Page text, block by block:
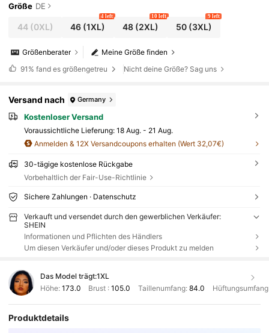
Größe DE
44(0XL) 46 (1XL)
4 left
48(2XL)
10 left
50(3XL)
9 left
Meine Größe finden
Größenberater
91% fand es größengetreu Nicht deine Größe? Sag uns
Versand nach Germany
Kostenloser Versand
Voraussichtliche Lieferung: 18 Aug. - 21 Aug.
Anmelden & 12X Versandcoupons erhalten (Wert 32,07€)
30-tägige kostenlose Rückgabe
Vorbehaltlich der Fair-Use-Richtlinie
Sichere Zahlungen · Datenschutz
Verkauft und versendet durch den gewerblichen Verkäufer:
SHEIN
Informationen und Pflichten des Händlers
Um diesen Verkäufer und/oder dieses Produkt zu melden
Das Model trägt:1XL
Höhe: 173.0 Brust :105.0 Taillenumfang: 84.0
Produktdetails